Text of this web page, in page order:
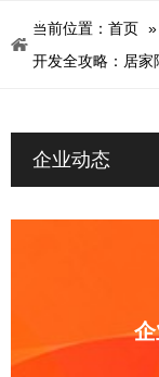
当前位置： 首页 »
开发全攻略：居家
企业动态